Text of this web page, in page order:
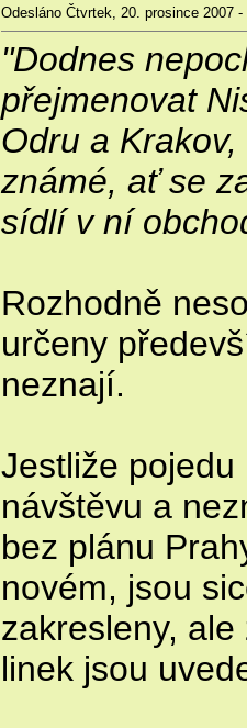
Odesláno Čtvrtek, 20. prosince 2007 -
"Dodnes
přejmenovat
Odru a
známé, ať se
sídlí v ní
Rozhodně
určeny
neznají.
Jestliže
návštěvu a
bez plánu
novém, jsou
zakresleny,
linek jsou